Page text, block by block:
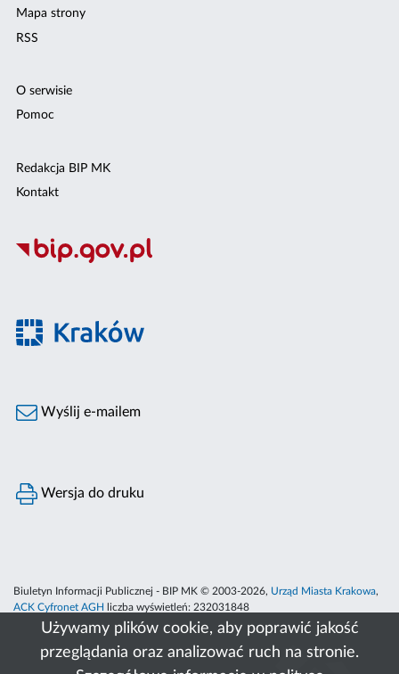
Używamy plików cookie, aby poprawić jakość
przeglądania oraz analizować ruch na stronie.
Mapa strony
RSS
O serwisie
Pomoc
Redakcja BIP MK
Kontakt
Wyślij e-mailem
Wersja do druku
Biuletyn Informacji Publicznej - BIP MK © 2003-2026, Urząd Miasta Krakowa,
ACK Cyfronet AGH
liczba wyświetleń: 232031848